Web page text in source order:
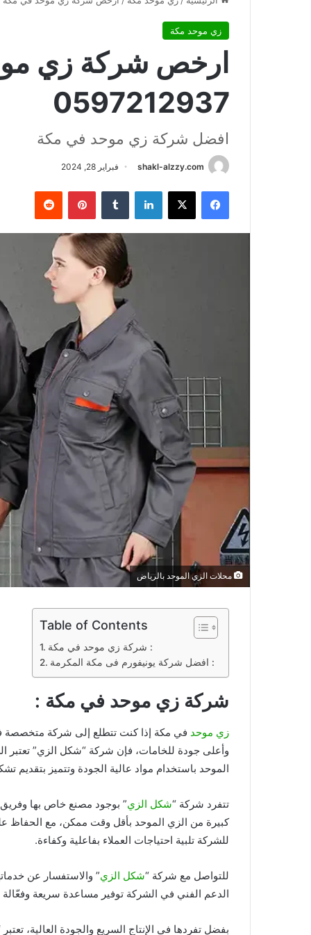
زي موحد مكة
ارخص شركة زي
0597212937
افضل شركة زي موحد في مكة
shakl-alzzy.com فبراير 28, 2024
فيسبوك X لينكدإن بينتيريست
محلات الزي الموحد بالرياض
Table of Contents
شركة زي موحد في مكة :
افضل شركة يونيفورم فى مكة المكرمة :
شركة زي موحد في مكة :
زي موحد في مكة إذا كنت تتطلع إلى شركة متخصصة
وأعلى جودة للخامات، فإن شركة “شكل الزي” تعتبر
الموحد باستخدام مواد عالية الجودة وتتميز بتقديم
تتفرد شركة “شكل الزي” بوجود مصنع خاص بها
كبيرة من الزي الموحد بأقل وقت ممكن، مع الحفاظ
للشركة تلبية احتياجات العملاء بفاعلية وكفاءة.
للتواصل مع شركة “شكل الزي
الدعم الفني في الشركة توفير مساعدة سريعة وفعّالة
بفضل تفردها في الإنتاج السريع والجودة العالية،